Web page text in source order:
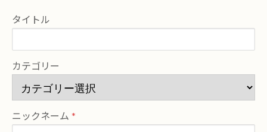
タイトル
カテゴリー
ニックネーム